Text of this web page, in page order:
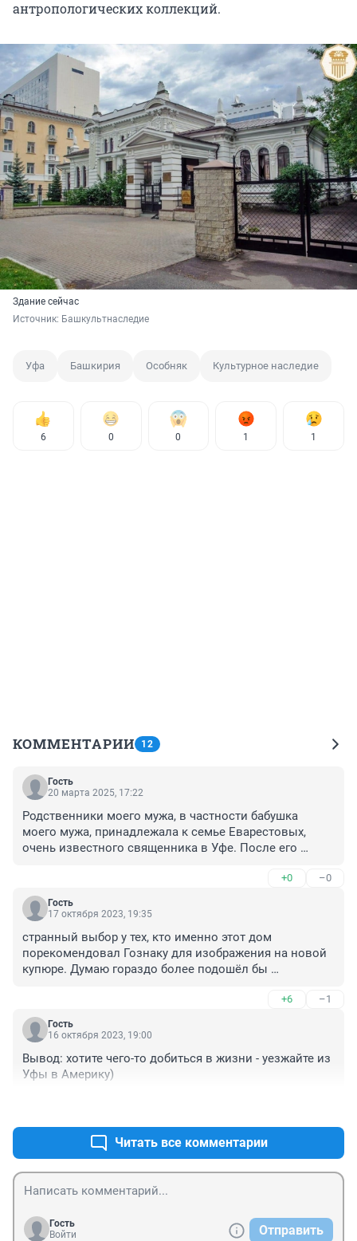
антропологических коллекций.
Здание сейчас
Источник: Башкультнаследие
Уфа Башкирия Особняк Культурное наследие
6 0 0 1 1
КОММЕНТАРИИ 12
Гость
20 марта 2025, 17:22
Родственники моего мужа, в частности бабушка
моего мужа, принадлежала к семье Еварестовых,
очень известного священника в Уфе. После его
тд., бабушка Елизавета была поселенца на ул.
Мингажева, в дом около оврага... Как вспоминает
старшая сестра мужа, бабушка говорила, что за
то из них. У них были вечно простуженные
"сопливые" мальчики...
Кто это могли быть ? Бабушка тоже отсидела в
+0 –0
Гость
17 октября 2023, 19:35
странный выбор у тех, кто именно этот дом
порекомендовал Гознаку для изображения на новой
купюре. Думаю гораздо более подошёл бы
Театр. Всё-таки, и само здание и история его, конечно,
лучше бы представили Уфу в таком неординарном
деле. Россияне подумают, что кроме любвеобильных
и зданий нет достойных для изображения на
денежном знаке. А ведь могли бы хоть если не с
околоправительственными кругами, одни воруют,
другие воюют а может и то и другое делать умеют, а
как дойдет до настоящей работы получается по
Черномырдину: хотели нормально, а получилось как
всегда.
+6 –1
Гость
16 октября 2023, 19:00
Вывод: хотите чего-то добиться в жизни - уезжайте из
Уфы в Америку)
Читать все комментарии
Гость
Войти
Отправить